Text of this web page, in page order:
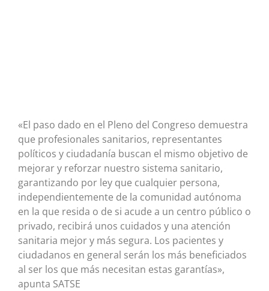
«El paso dado en el Pleno del Congreso demuestra
que profesionales sanitarios, representantes
políticos y ciudadanía buscan el mismo objetivo de
mejorar y reforzar nuestro sistema sanitario,
garantizando por ley que cualquier persona,
independientemente de la comunidad autónoma
en la que resida o de si acude a un centro público o
privado, recibirá unos cuidados y una atención
sanitaria mejor y más segura. Los pacientes y
ciudadanos en general serán los más beneficiados
al ser los que más necesitan estas garantías»,
apunta SATSE